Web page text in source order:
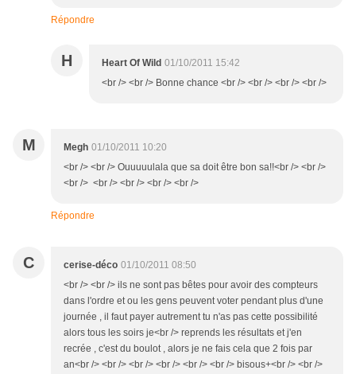
Répondre
H Heart Of Wild 01/10/2011 15:42
<br /> <br /> Bonne chance <br /> <br /> <br /> <br />
M Megh 01/10/2011 10:20
<br /> <br /> Ouuuuulala que sa doit être bon sa!!<br /> <br />
<br /> <br /> <br /> <br /> <br />
Répondre
C cerise-déco 01/10/2011 08:50
<br /> <br /> ils ne sont pas bêtes pour avoir des compteurs
dans l'ordre et ou les gens peuvent voter pendant plus d'une
journée , il faut payer autrement tu n'as pas cette possibilité
alors tous les soirs je<br /> reprends les résultats et j'en
recrée , c'est du boulot , alors je ne fais cela que 2 fois par
an<br /> <br /> <br /> <br /> <br /> <br /> bisous+<br /> <br />